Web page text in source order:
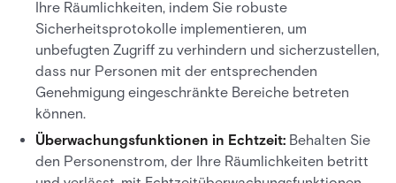
Ihre Räumlichkeiten, indem Sie robuste
Sicherheitsprotokolle implementieren, um
unbefugten Zugriff zu verhindern und sicherzustellen,
dass nur Personen mit der entsprechenden
Genehmigung eingeschränkte Bereiche betreten
können.
Überwachungsfunktionen in Echtzeit: Behalten Sie
den Personenstrom, der Ihre Räumlichkeiten betritt